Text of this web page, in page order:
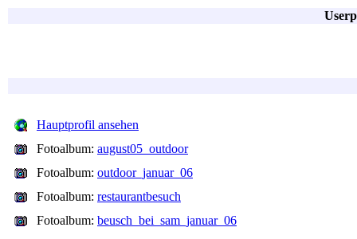
Hauptprofil ansehen
Fotoalbum: august05_outdoor
Fotoalbum: outdoor_januar_06
Fotoalbum: restaurantbesuch
Fotoalbum: beusch_bei_sam_januar_06